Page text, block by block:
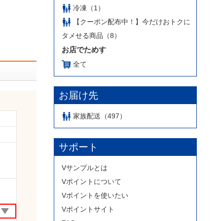
冷凍（1）
【クーポン配布中！】今だけおトクに
タメせる商品（8）
お店でためす
全て
お届け先
家族配送（497）
サポート
Vサンプルとは
Vポイントについて
Vポイントを使いたい
Vポイントサイト